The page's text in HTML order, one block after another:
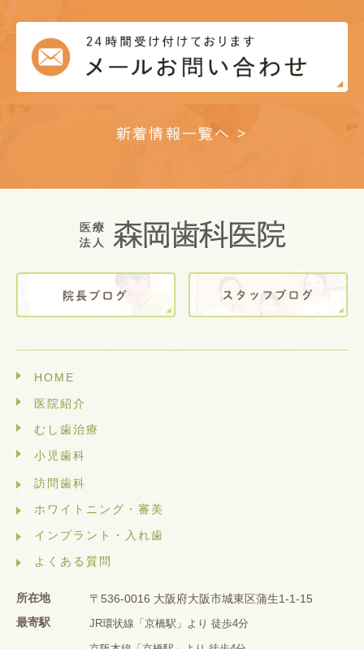
新着情報一覧へ >
HOME
医院紹介
むし歯治療
小児歯科
訪問歯科
ホワイトニング・審美
インプラント・入れ歯
よくある質問
所在地
〒536-0016 大阪府大阪市城東区蒲生1-1-15
最寄駅
JR環状線「京橋駅」より 徒歩4分